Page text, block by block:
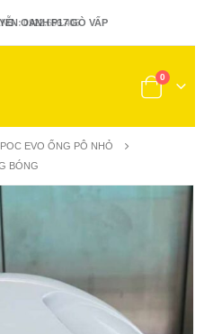
: 0922.656.405
0
EVO ỐNG PÔ NHỎ
BÓNG